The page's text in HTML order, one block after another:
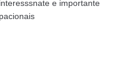
e importante